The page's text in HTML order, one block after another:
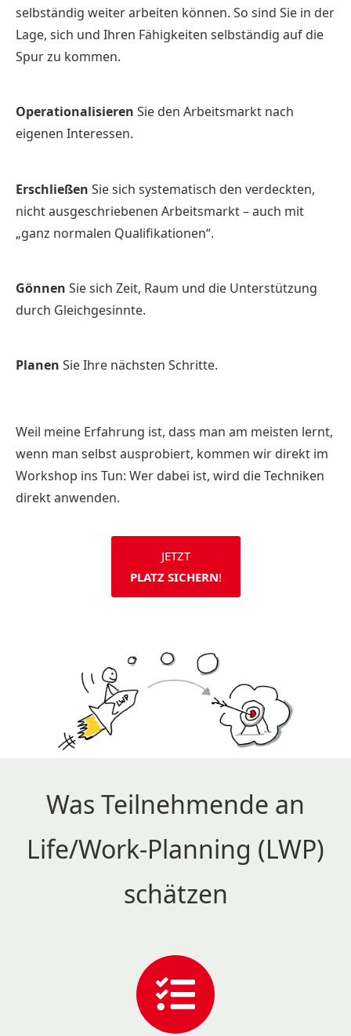
selbständig weiter arbeiten können. So sind Sie in der
Lage, sich und Ihren Fähigkeiten selbständig auf die
Spur zu kommen.
Operationalisieren Sie den Arbeitsmarkt nach
eigenen Interessen.
Erschließen Sie sich systematisch den verdeckten,
nicht ausgeschriebenen Arbeitsmarkt – auch mit
„ganz normalen Qualifikationen“.
Gönnen Sie sich Zeit, Raum und die Unterstützung
durch Gleichgesinnte.
Planen Sie Ihre nächsten Schritte.
Weil meine Erfahrung ist, dass man am meisten lernt,
wenn man selbst ausprobiert, kommen wir direkt im
Workshop ins Tun: Wer dabei ist, wird die Techniken
direkt anwenden.
JETZT
PLATZ SICHERN!
Was Teilnehmende an
Life/Work-Planning (LWP)
schätzen